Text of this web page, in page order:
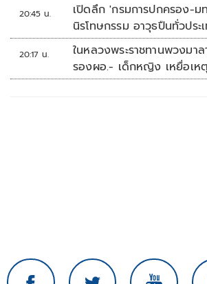
20:45 น.
เปิดลึก 'กรมการปกครอง-ม
นิรโทษกรรม อาวุธปืนทั่วประ
20:17 น.
ในหลวงพระราชทานพวงมา
รองผอ.- เด็กหญิง เหยื่อเห